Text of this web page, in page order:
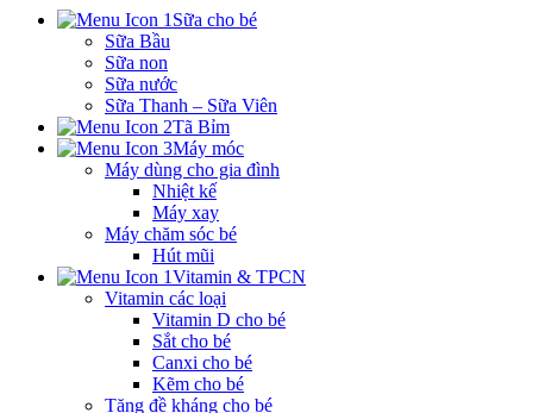
Sữa cho bé
Sữa Bầu
Sữa non
Sữa nước
Sữa Thanh – Sữa Viên
Tã Bỉm
Máy móc
Máy dùng cho gia đình
Nhiệt kế
Máy xay
Máy chăm sóc bé
Hút mũi
Vitamin & TPCN
Vitamin các loại
Vitamin D cho bé
Sắt cho bé
Canxi cho bé
Kẽm cho bé
Tăng đề kháng cho bé